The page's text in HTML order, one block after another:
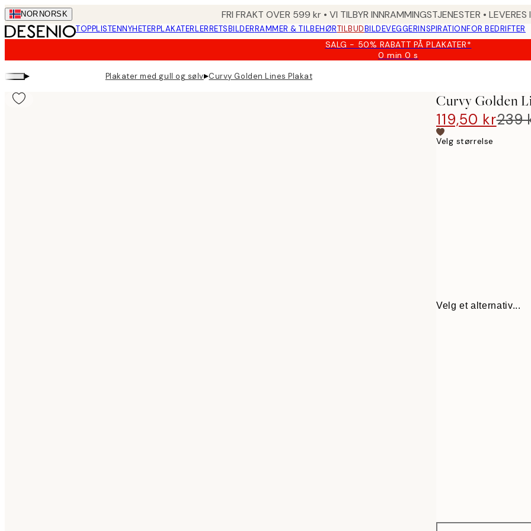
Skip
to
main
NOR NORSK FRI FRAKT OVER 599 kr • VI TILBYR INNRAMMINGSTJENESTER •
TOPPLISTENNYHETERPLAKATERLERRETSBILDERRAMMER & TILBEHØRTILBUDBILDEVEGGERINSPIRATIONFOR BEDRIFTER
SALG - 50% RABATT PÅ PLAKATER*
0 min0 s
Gyldig
▸ Plakater med gull og sølv▸Curvy Golden Lines Plakat
Curvy Golden
119,50 kr239
Velg størrelse
Velg et alternativ...